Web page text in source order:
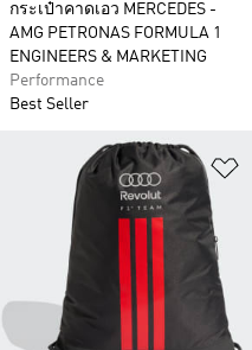
กระเป๋าคาดเอว MERCEDES -
AMG PETRONAS FORMULA 1
ENGINEERS & MARKETING
Performance
Best Seller